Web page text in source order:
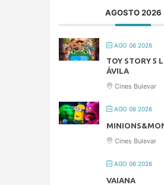
AGOSTO 2026
AGO 06 2026
TOY STORY 5
ÁVILA
Cines Bulevar
AGO 06 2026
Cines Bulevar
AGO 06 2026
VAIANA